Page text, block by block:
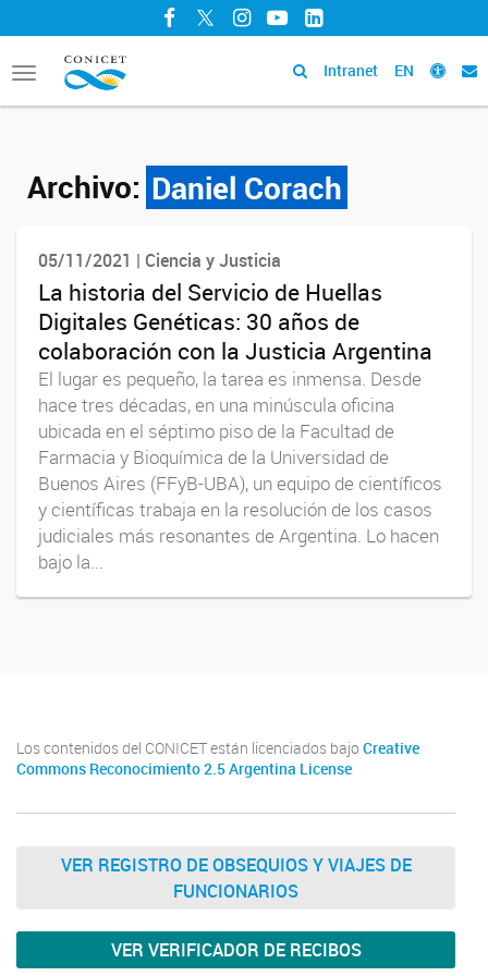
Facebook
TwitterInstagram
YouTubeLinkedIn
Toggle
navigation
Intranet EN
Archivo: Daniel Corach
05/11/2021 | Ciencia y Justicia
La historia del Servicio de Huellas
Digitales Genéticas: 30 años de
colaboración con la Justicia Argentina
El lugar es pequeño, la tarea es inmensa. Desde
hace tres décadas, en una minúscula oficina
ubicada en el séptimo piso de la Facultad de
Farmacia y Bioquímica de la Universidad de
Buenos Aires (FFyB-UBA), un equipo de científicos
y científicas trabaja en la resolución de los casos
judiciales más resonantes de Argentina. Lo hacen
bajo la...
Los contenidos del CONICET están licenciados bajo Creative
Commons Reconocimiento 2.5 Argentina License
VER REGISTRO DE OBSEQUIOS Y VIAJES DE
FUNCIONARIOS
VER VERIFICADOR DE RECIBOS